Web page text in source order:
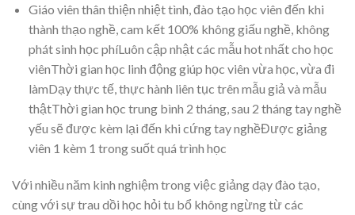
Giáo viên thân thiện nhiệt tình, đào tạo học viên đến khi
thành thạo nghề, cam kết 100% không giấu nghề, không
phát sinh học phíLuôn cập nhật các mẫu hot nhất cho học
viênThời gian học linh động giúp học viên vừa học, vừa đi
làmDạy thực tế, thực hành liên tục trên mẫu giả và mẫu
thậtThời gian học trung bình 2 tháng, sau 2 tháng tay nghề
yếu sẽ được kèm lại đến khi cứng tay nghềĐược giảng
viên 1 kèm 1 trong suốt quá trình học
Với nhiều năm kinh nghiệm trong việc giảng dạy đào tạo,
cùng với sự trau dồi học hỏi tu bổ không ngừng từ các